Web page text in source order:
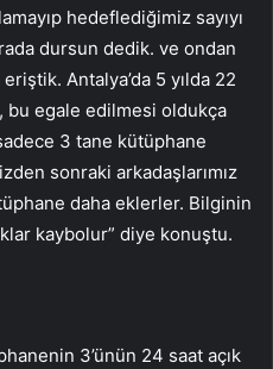
hedeflediğimiz sayıyı
dursun dedik. ve ondan
Antalya’da 5 yılda 22
bu egale edilmesi oldukça
3 tane kütüphane
sonraki arkadaşlarımız
daha eklerler. Bilginin
kaybolur” diye konuştu.
3’ünün 24 saat açık